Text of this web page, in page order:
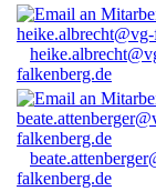
falkenberg.de
falkenberg.de